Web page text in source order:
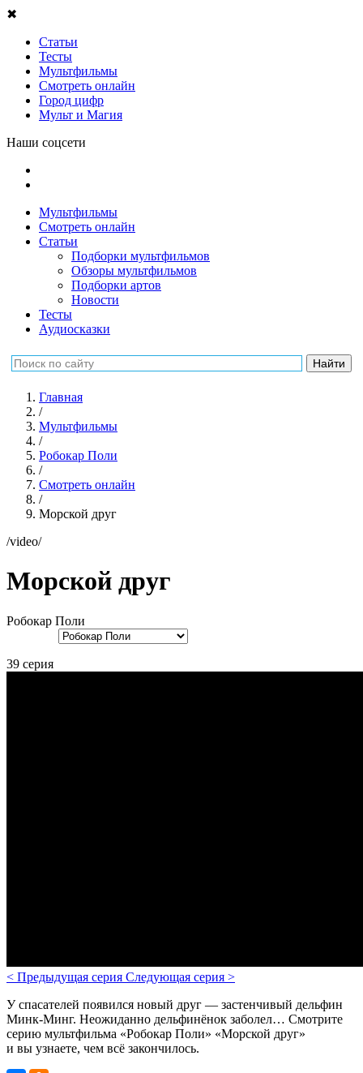
✖
Статьи
Тесты
Мультфильмы
Смотреть онлайн
Город цифр
Мульт и Магия
Наши соцсети
Мультфильмы
Смотреть онлайн
Статьи
Подборки мультфильмов
Обзоры мультфильмов
Подборки артов
Новости
Тесты
Аудиосказки
Главная
/
Мультфильмы
/
Робокар Поли
/
Смотреть онлайн
/
Морской друг
/video/
Морской друг
Робокар Поли
39 серия
< Предыдущая серия Следующая серия >
У спасателей появился новый друг — застенчивый дельфин
Минк-Минг. Неожиданно дельфинёнок заболел… Смотрите
серию мультфильма «Робокар Поли» «Морской друг»
и вы узнаете, чем всё закончилось.